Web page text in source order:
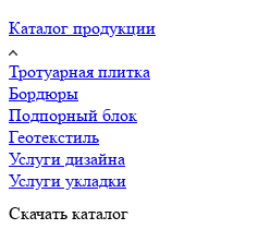
Каталог продукции
Тротуарная плитка
Бордюры
Подпорный блок
Геотекстиль
Услуги дизайна
Услуги укладки
Скачать каталог